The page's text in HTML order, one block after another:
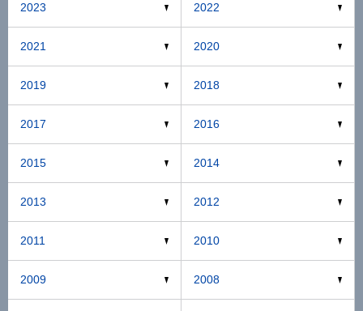
2023 2022
2021 2020
2019 2018
2017 2016
2015 2014
2013 2012
2011 2010
2009 2008